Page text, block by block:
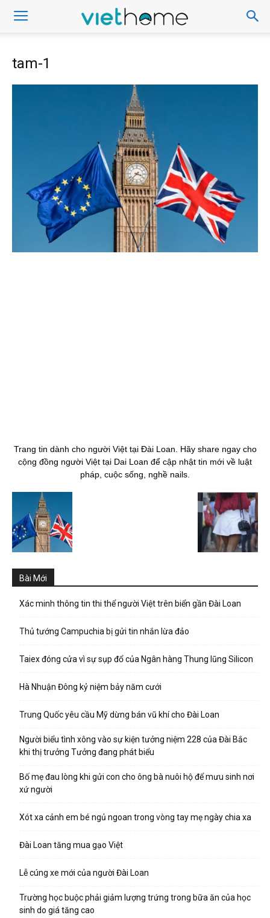
tam-1
Trang tin dành cho người Việt tại Đài Loan. Hãy share ngay cho
cộng đồng người Việt tại Dai Loan để cập nhật tin mới về luật
pháp, cuộc sống, nghề nails.
Bài Mới
Xác minh thông tin thi thể người Việt trên biển gần Đài Loan
Thủ tướng Campuchia bị gửi tin nhắn lừa đảo
Taiex đóng cửa vì sự sụp đổ của Ngân hàng Thung lũng Silicon
Hà Nhuận Đông kỷ niệm bảy năm cưới
Trung Quốc yêu cầu Mỹ dừng bán vũ khí cho Đài Loan
Người biểu tình xông vào sự kiện tưởng niệm 228 của Đài Bắc
khi thị trưởng Tưởng đang phát biểu
Bố mẹ đau lòng khi gửi con cho ông bà nuôi hộ để mưu sinh nơi
xứ người
Xót xa cảnh em bé ngủ ngoan trong vòng tay mẹ ngày chia xa
Đài Loan tăng mua gạo Việt
Lễ cúng xe mới của người Đài Loan
Trường học buộc phải giảm lượng trứng trong bữa ăn của học
sinh do giá tăng cao